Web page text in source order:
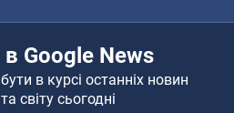
в Google News
в курсі останніх новин
світу сьогодні